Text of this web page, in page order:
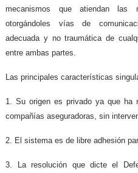
mecanismos que atiendan las
otorgándoles vías de
adecuada y no traumática de
entre ambas partes.
Las principales características
1. Su origen es privado ya que ha
compañías aseguradoras, sin
2. El sistema es de libre adhesión
3. La resolución que dicte el